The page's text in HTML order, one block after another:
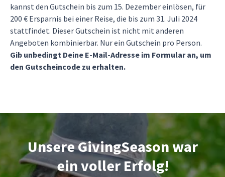
kannst den Gutschein bis zum 15. Dezember einlösen, für
200 € Ersparnis bei einer Reise, die bis zum 31. Juli 2024
stattfindet. Dieser Gutschein ist nicht mit anderen
Angeboten kombinierbar. Nur ein Gutschein pro Person.
Gib unbedingt Deine E-Mail-Adresse im Formular an, um
den Gutscheincode zu erhalten.
Unsere GivingSeason war
ein voller Erfolg!